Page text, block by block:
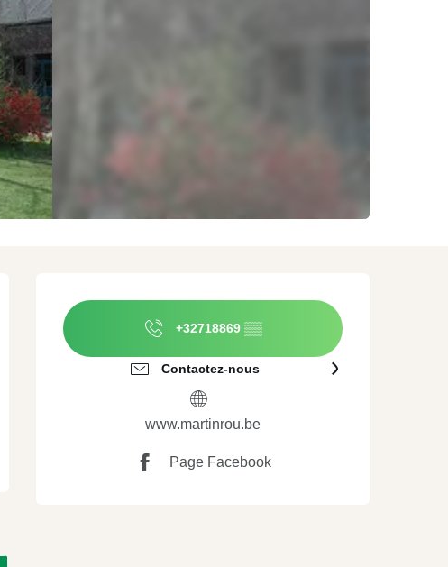
Nature
Terroir et Dégustation
Immersion culturelle
Ouverture et coordonnées
+32718869 ▒▒
Contactez-nous
www.martinrou.be
Page Facebook